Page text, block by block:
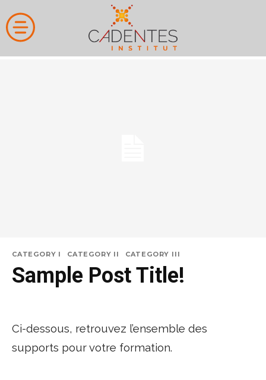
CATEGORY I CATEGORY II CATEGORY III
Sample Post Title!
Ci-dessous, retrouvez l’ensemble des
supports pour votre formation.